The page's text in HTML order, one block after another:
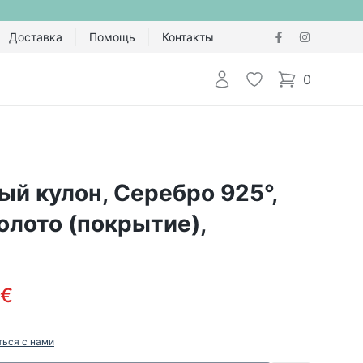
Доставка Помощь Контакты
Авторизоваться
Избранное
0
items in cart,
кулон, Серебро 925°,
(покрытие),
с нами